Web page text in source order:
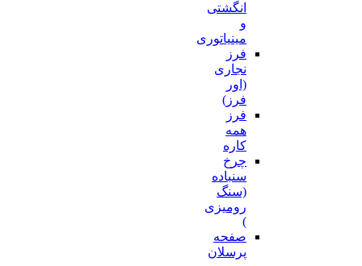
انگشتی
مینیاتوری
فرز
نجاری
فرز
چرخ
سنباده
رومیزی
صفحه
پرسلان